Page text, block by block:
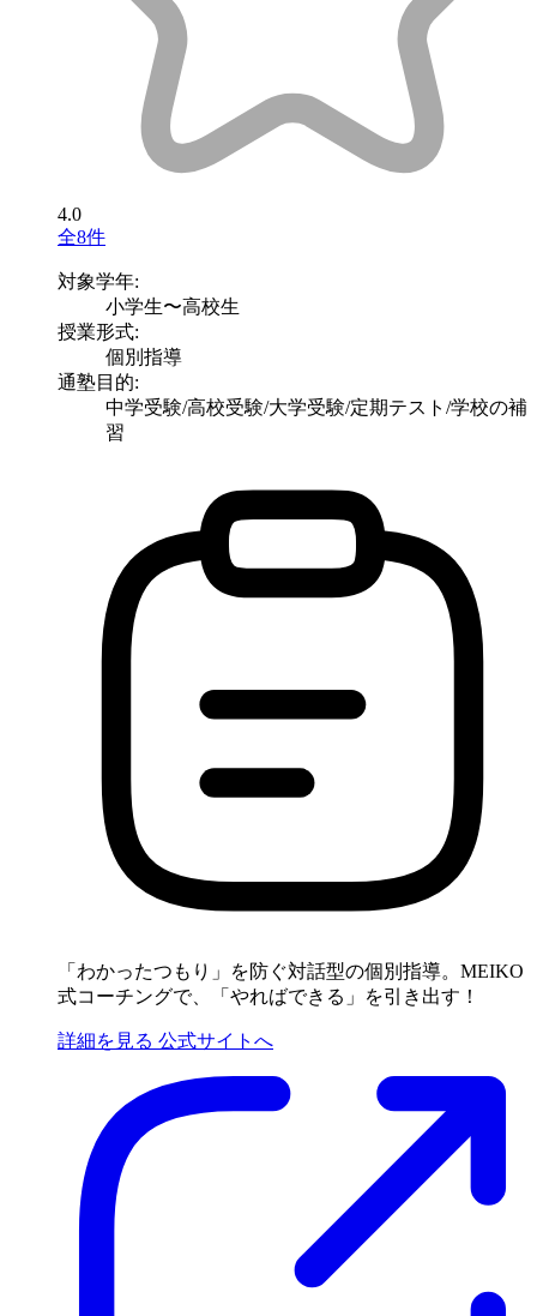
4.0
全8件
対象学年:
小学生〜高校生
授業形式:
個別指導
通塾目的:
中学受験/高校受験/大学受験/定期テスト/学校の補
習
「わかったつもり」を防ぐ対話型の個別指導。MEIKO
式コーチングで、「やればできる」を引き出す！
詳細を見る 公式サイトへ